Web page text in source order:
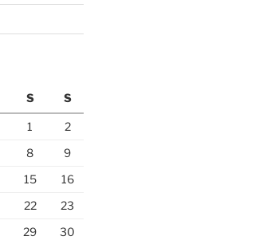
S S
1
2
8
9
15
16
22
23
29
30